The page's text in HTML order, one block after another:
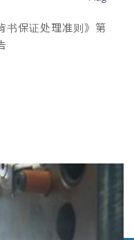
书保证处理准则》第